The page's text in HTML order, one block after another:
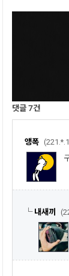
댓글 7건
앵폭
└ 내새끼